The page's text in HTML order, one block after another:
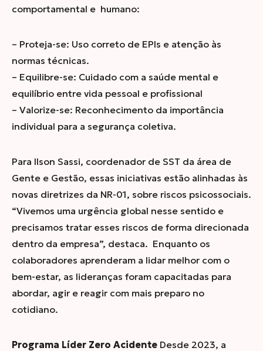
comportamental e humano:
– Proteja-se: Uso correto de EPIs e atenção às
normas técnicas.
– Equilibre-se: Cuidado com a saúde mental e
equilíbrio entre vida pessoal e profissional
– Valorize-se: Reconhecimento da importância
individual para a segurança coletiva.
Para Ilson Sassi, coordenador de SST da área de
Gente e Gestão, essas iniciativas estão alinhadas às
novas diretrizes da NR-01, sobre riscos psicossociais.
“Vivemos uma urgência global nesse sentido e
precisamos tratar esses riscos de forma direcionada
dentro da empresa”, destaca. Enquanto os
colaboradores aprenderam a lidar melhor com o
bem-estar, as lideranças foram capacitadas para
abordar, agir e reagir com mais preparo no
cotidiano.
Programa Líder Zero Acidente Desde 2023, a